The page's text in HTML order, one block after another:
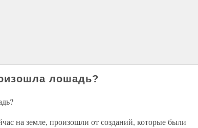
лошадь?
на земле, произошли от созданий, которые были